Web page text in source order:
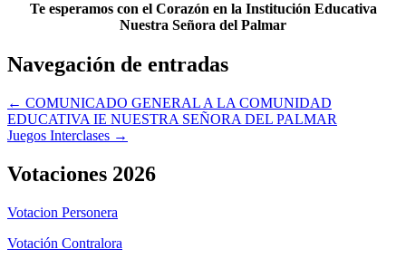
Te esperamos con el Corazón en la Institución Educativa
Nuestra Señora del Palmar
Navegación de entradas
← COMUNICADO GENERAL A LA COMUNIDAD
EDUCATIVA IE NUESTRA SEÑORA DEL PALMAR
Juegos Interclases →
Votaciones 2026
Votacion Personera
Votación Contralora